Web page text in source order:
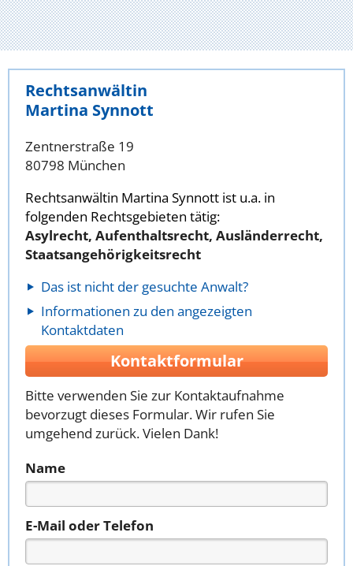
Rechtsanwältin
Martina Synnott
Zentnerstraße 19
80798 München
Rechtsanwältin Martina Synnott ist u.a. in
folgenden Rechtsgebieten tätig:
Asylrecht, Aufenthaltsrecht, Ausländerrecht,
Staatsangehörigkeitsrecht
Das ist nicht der gesuchte Anwalt?
Informationen zu den angezeigten
Kontaktdaten
Kontaktformular
Bitte verwenden Sie zur Kontaktaufnahme
bevorzugt dieses Formular. Wir rufen Sie
umgehend zurück. Vielen Dank!
Name
E-Mail oder Telefon